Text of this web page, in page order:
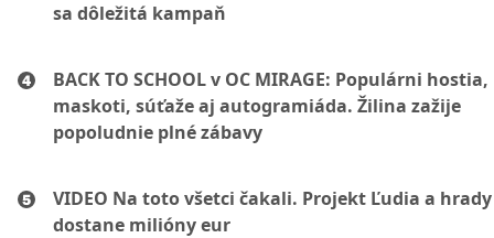
sa dôležitá kampaň
BACK TO SCHOOL v OC MIRAGE: Populárni
maskoti, súťaže aj autogramiáda. Žilina zažije
popoludnie plné zábavy
VIDEO Na toto všetci čakali. Projekt Ľudia a hrady
dostane milióny eur